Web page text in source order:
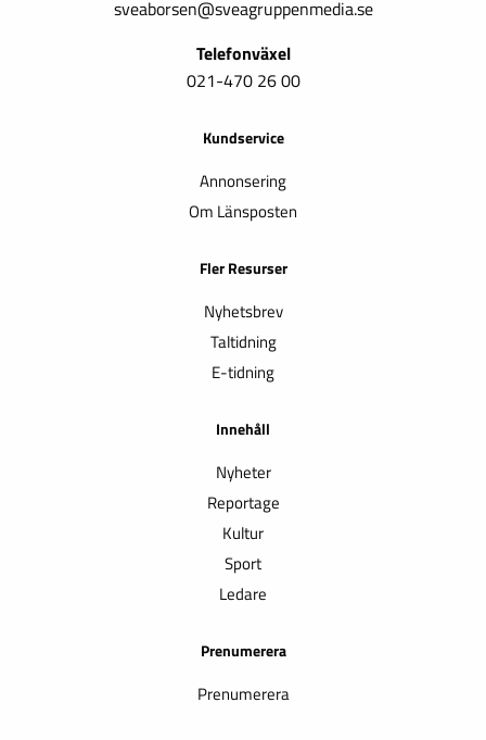
sveaborsen@sveagruppenmedia.se
Telefonväxel
021-470 26 00
Kundservice
Annonsering
Om Länsposten
Fler Resurser
Nyhetsbrev
Taltidning
E-tidning
Innehåll
Nyheter
Reportage
Kultur
Sport
Ledare
Prenumerera
Prenumerera